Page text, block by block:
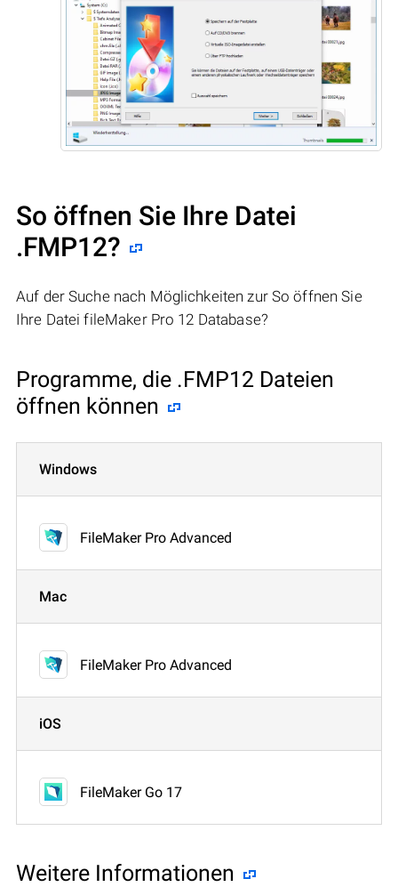
So öffnen Sie Ihre Datei
.FMP12?
Auf der Suche nach Möglichkeiten zur So öffnen Sie
Ihre Datei fileMaker Pro 12 Database?
Programme, die .FMP12 Dateien
öffnen können
Windows
FileMaker Pro Advanced
Mac
FileMaker Pro Advanced
iOS
FileMaker Go 17
Weitere Informationen